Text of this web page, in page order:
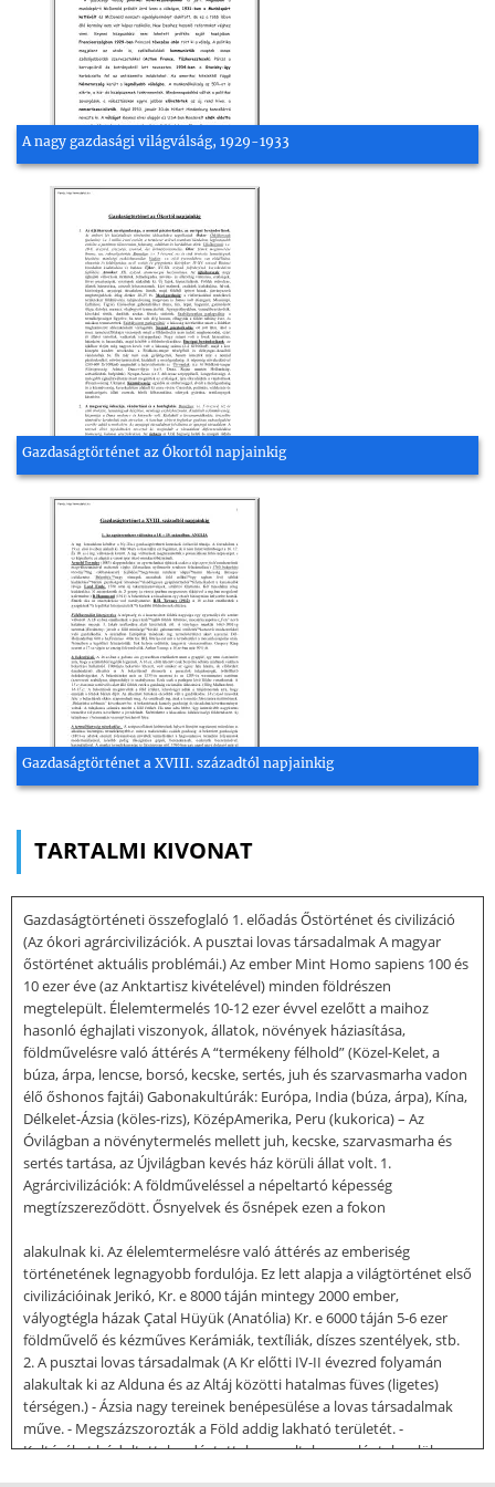
A nagy gazdasági világválság, 1929-1933
Gazdaságtörténet az Ókortól napjainkig
Gazdaságtörténet a XVIII. századtól napjainkig
TARTALMI KIVONAT
Gazdaságtörténeti összefoglaló 1. előadás Őstörténet és civilizáció
(Az ókori agrárcivilizációk. A pusztai lovas társadalmak A magyar
őstörténet aktuális problémái.) Az ember Mint Homo sapiens 100 és
10 ezer éve (az Anktartisz kivételével) minden földrészen
megtelepült. Élelemtermelés 10-12 ezer évvel ezelőtt a maihoz
hasonló éghajlati viszonyok, állatok, növények háziasítása,
földművelésre való áttérés A “termékeny félhold” (Közel-Kelet, a
búza, árpa, lencse, borsó, kecske, sertés, juh és szarvasmarha vadon
élő őshonos fajtái) Gabonakultúrák: Európa, India (búza, árpa), Kína,
Délkelet-Ázsia (köles-rizs), KözépAmerika, Peru (kukorica) – Az
Óvilágban a növénytermelés mellett juh, kecske, szarvasmarha és
sertés tartása, az Újvilágban kevés ház körüli állat volt. 1.
Agrárcivilizációk: A földműveléssel a népeltartó képesség
megtízszereződött. Ősnyelvek és ősnépek ezen a fokon
alakulnak ki. Az élelemtermelésre való áttérés az emberiség
történetének legnagyobb fordulója. Ez lett alapja a világtörténet első
civilizációinak Jerikó, Kr. e 8000 táján mintegy 2000 ember,
vályogtégla házak Çatal Hüyük (Anatólia) Kr. e 6000 táján 5-6 ezer
földművelő és kézműves Kerámiák, textíliák, díszes szentélyek, stb.
2. A pusztai lovas társadalmak (A Kr előtti IV-II évezred folyamán
alakultak ki az Alduna és az Altáj közötti hatalmas füves (ligetes)
térségen.) - Ázsia nagy tereinek benépesülése a lovas társadalmak
műve. - Megszázszorozták a Föld addig lakható területét. -
Kultúrákat hódoltattak, adóztattak, sarcoltak meg, léptek velük